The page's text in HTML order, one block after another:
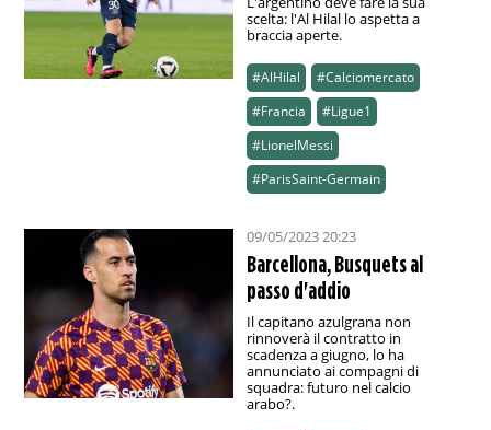
scelta: l'Al Hilal lo aspetta a
braccia aperte.
#AlHilal
#Calciomercato
#Francia
#Ligue1
#LionelMessi
#ParisSaint-Germain
09/05/2023 20:23
Barcellona, Busquets al
passo d'addio
Il capitano azulgrana non
rinnoverà il contratto in
scadenza a giugno, lo ha
annunciato ai compagni di
squadra: futuro nel calcio
arabo?.